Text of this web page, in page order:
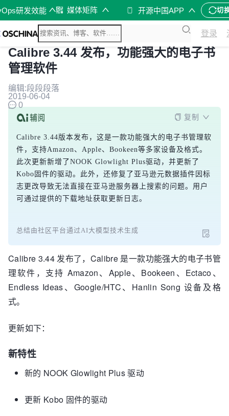
研发效能 媒体矩阵 开源中国APP 切
登录
Calibre 3.44 发布，功能强大的电子书
管理软件
编辑:段段段落
2019-06-04
0
复制
Calibre 3.44版本发布，这是一款功能强大的电子书管理软
件，支持Amazon、Apple、Bookeen等多家设备及格式。
此次更新新增了NOOK Glowlight Plus驱动，并更新了
Kobo固件的驱动。此外，还修复了亚马逊元数据插件因标
志更改导致无法直接在亚马逊服务器上搜索的问题。用户
可通过提供的下载地址获取更新日志。
总结由社区平台通过AI大模型技术生成
Calibre 3.44 发布了，Calibre 是一款功能强大的电子书管
理软件，支持 Amazon、Apple、Bookeen、Ectaco、
Endless Ideas、Google/HTC、Hanlin Song 设备及格
式。
更新如下：
新特性
新的 NOOK Glowlight Plus 驱动
更新 Kobo 固件的驱动